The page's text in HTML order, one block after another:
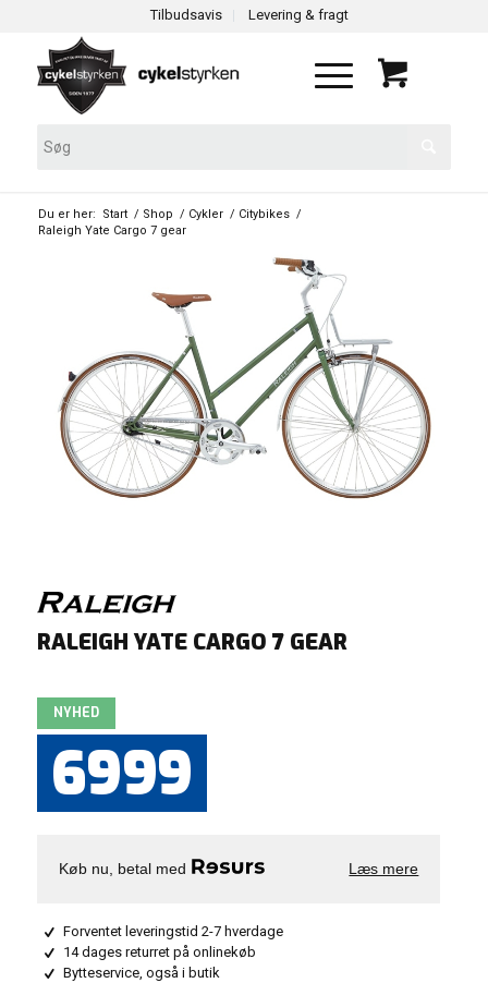
Tilbudsavis Levering & fragt
Du er her: Start / Shop / Cykler / Citybikes /
Raleigh Yate Cargo 7 gear
RALEIGH YATE CARGO 7 GEAR
NYHED
6999
Køb nu, betal med Læs mere
Forventet leveringstid 2-7 hverdage
14 dages returret på onlinekøb
Bytteservice, også i butik